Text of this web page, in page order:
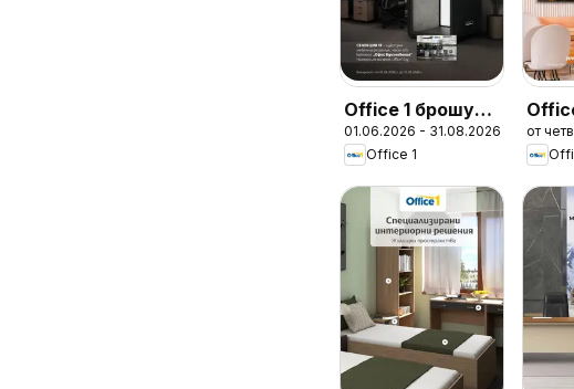
Office 1 брошура
- Твоят стилен
Офис
01.06.2026 - 31.08.2026
Office 1
-
от